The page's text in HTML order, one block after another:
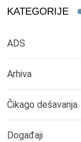
KATEGORIJE
ADS
Arhiva
Čikago dešavanja
Događaji